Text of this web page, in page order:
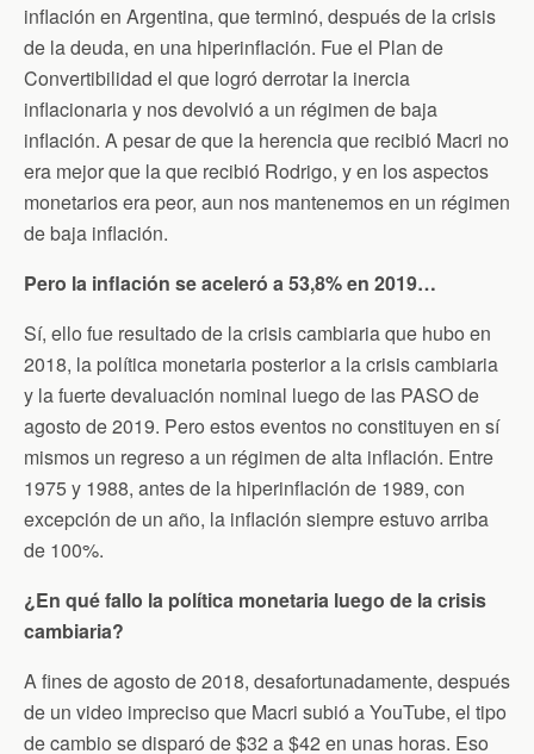
inflación en Argentina, que terminó, después de la crisis
de la deuda, en una hiperinflación. Fue el Plan de
Convertibilidad el que logró derrotar la inercia
inflacionaria y nos devolvió a un régimen de baja
inflación. A pesar de que la herencia que recibió Macri no
era mejor que la que recibió Rodrigo, y en los aspectos
monetarios era peor, aun nos mantenemos en un régimen
de baja inflación.
Pero la inflación se aceleró a 53,8% en 2019…
Sí, ello fue resultado de la crisis cambiaria que hubo en
2018, la política monetaria posterior a la crisis cambiaria
y la fuerte devaluación nominal luego de las PASO de
agosto de 2019. Pero estos eventos no constituyen en sí
mismos un regreso a un régimen de alta inflación. Entre
1975 y 1988, antes de la hiperinflación de 1989, con
excepción de un año, la inflación siempre estuvo arriba
de 100%.
¿En qué fallo la política monetaria luego de la crisis
cambiaria?
A fines de agosto de 2018, desafortunadamente, después
de un video impreciso que Macri subió a YouTube, el tipo
de cambio se disparó de $32 a $42 en unas horas. Eso